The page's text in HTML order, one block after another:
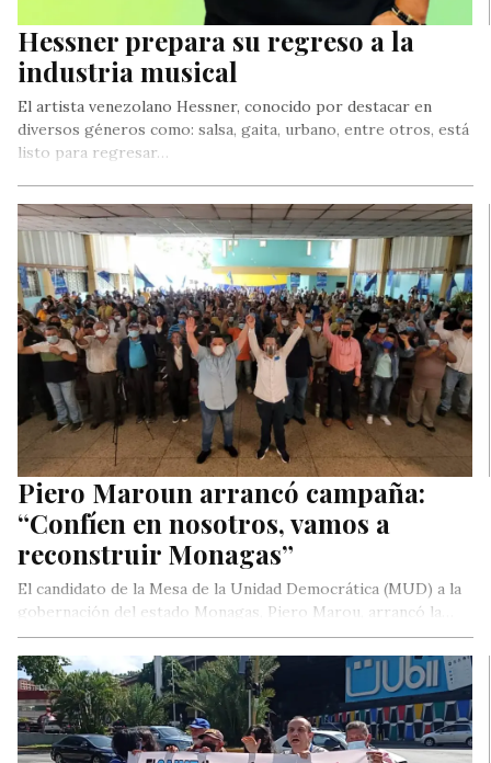
Hessner prepara su regreso a la
industria musical
El artista venezolano Hessner, conocido por destacar en
diversos géneros como: salsa, gaita, urbano, entre otros, está
listo para regresar…
Piero Maroun arrancó campaña:
“Confíen en nosotros, vamos a
reconstruir Monagas”
El candidato de la Mesa de la Unidad Democrática (MUD) a la
gobernación del estado Monagas, Piero Marou, arrancó la…